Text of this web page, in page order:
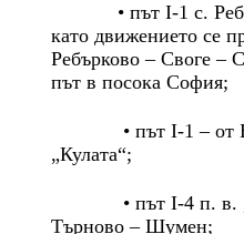
• път I-1 с.
като движението се
Ребърково – Своге –
път в посока София;
• път I-1 – от
„Кулата“;
• път I-4 п. в.
Търново – Шумен;